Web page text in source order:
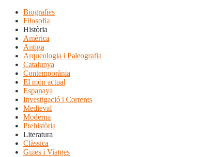
Biografies
Filosofia
Història
Amèrica
Antiga
Arqueologia i Paleografia
Catalunya
Contemporània
El món actual
Espanaya
Investigació i Corrents
Medieval
Moderna
Prehistòria
Literatura
Clàssica
Guies i Viatges